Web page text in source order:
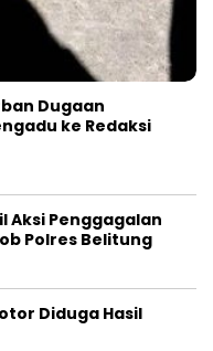
Dugaan
ke Redaksi
Aksi Penggagalan
Polres Belitung
Diduga Hasil